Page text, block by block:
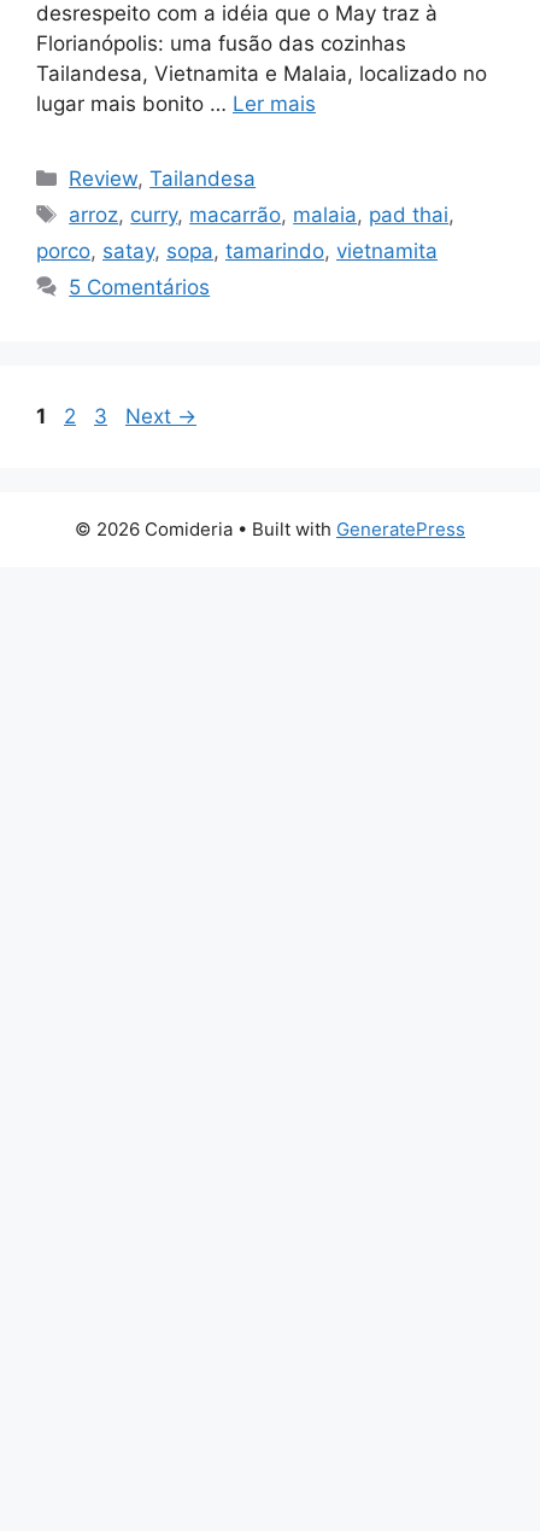
desrespeito com a idéia que o May traz à
Florianópolis: uma fusão das cozinhas
Tailandesa, Vietnamita e Malaia, localizado no
lugar mais bonito … Ler mais
Categorias
Review,Tailandesa
Tags
arroz, curry, macarrão, malaia, pad thai,
porco, satay, sopa, tamarindo, vietnamita
5 Comentários
Page
1 Page
2 Page
3 Next →
© 2026 Comideria • Built with GeneratePress